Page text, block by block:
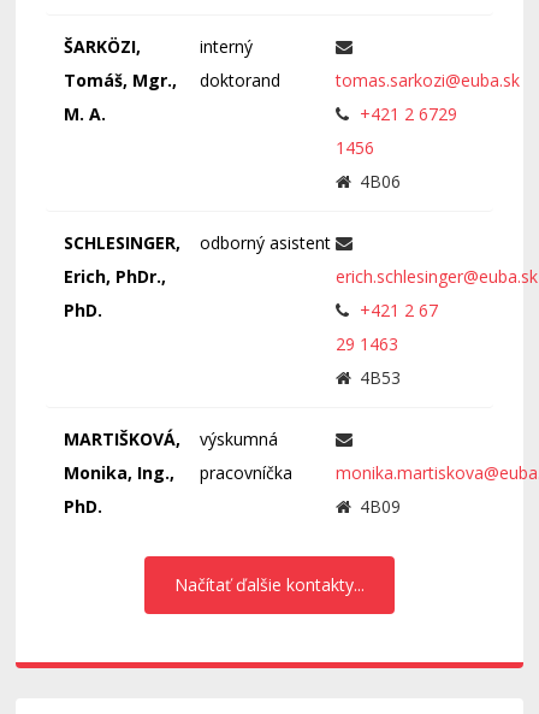
ŠARKÖZI,
Tomáš, Mgr.,
M. A.
interný
doktorand
tomas.sarkozi@euba.sk
+421 2 6729
1456
4B06
SCHLESINGER,
Erich, PhDr.,
PhD.
odborný asistent
erich.schlesinger@euba.sk
+421 2 67
29 1463
4B53
MARTIŠKOVÁ,
Monika, Ing.,
PhD.
výskumná
pracovníčka
4B09
Načítať ďalšie kontakty...